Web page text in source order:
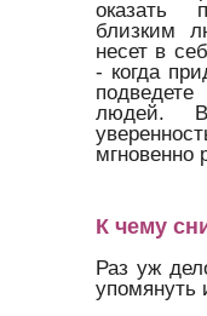
оказать
близким
несет в
- когда
людей.
мгновенно
К чему
Раз уж
упомянуть